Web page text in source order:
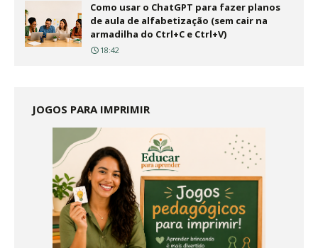
Como usar o ChatGPT para fazer planos
de aula de alfabetização (sem cair na
armadilha do Ctrl+C e Ctrl+V)
18:42
JOGOS PARA IMPRIMIR